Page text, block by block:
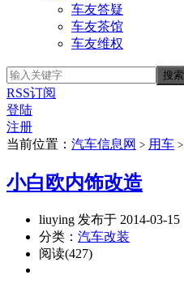
车友答疑
车友茶馆
车友维权
RSS订阅
登陆
注册
当前位置： 汽车信息网 > 用车 >
小白欧内饰改造
liuying 发布于 2014-03-15
分类： 汽车改装
阅读(427)